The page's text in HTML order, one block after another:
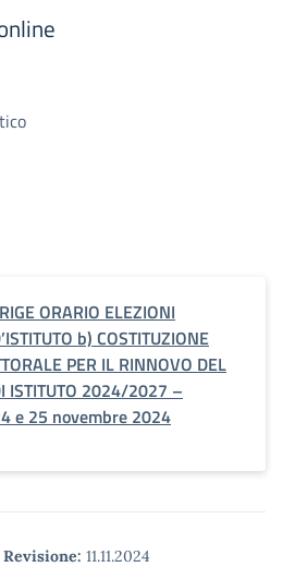
ORARIO ELEZIONI
b) COSTITUZIONE
PER IL RINNOVO DEL
ISTITUTO 2024/2027 –
e 25 novembre 2024
Revisione: 11.11.2024